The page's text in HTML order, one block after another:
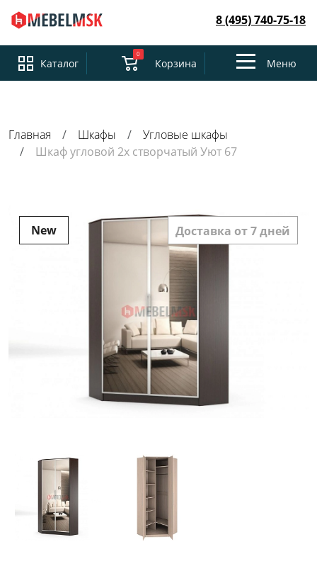
8 (495) 740-75-18
Каталог
0
Корзина
ToggleМеню
Главная Шкафы
Угловые шкафы
Шкаф угловой 2х створчатый Уют 67
New Доставка от 7 дней